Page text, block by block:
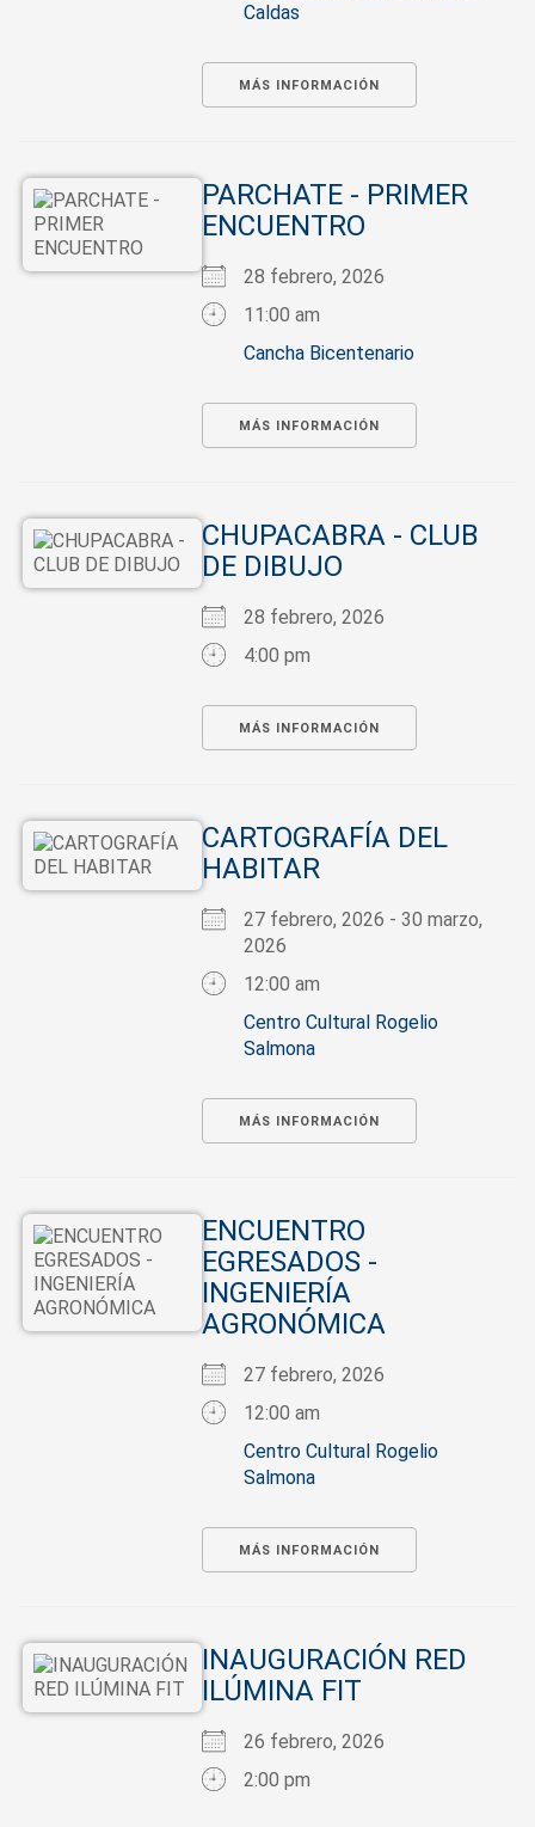
Caldas
MÁS INFORMACIÓN
PARCHATE - PRIMER
ENCUENTRO
28 febrero, 2026
11:00 am
Cancha Bicentenario
MÁS INFORMACIÓN
CHUPACABRA - CLUB
DE DIBUJO
28 febrero, 2026
4:00 pm
MÁS INFORMACIÓN
CARTOGRAFÍA DEL
HABITAR
27 febrero, 2026 - 30 marzo,
2026
12:00 am
Centro Cultural Rogelio
Salmona
MÁS INFORMACIÓN
ENCUENTRO
EGRESADOS -
INGENIERÍA
AGRONÓMICA
27 febrero, 2026
12:00 am
Centro Cultural Rogelio
Salmona
MÁS INFORMACIÓN
INAUGURACIÓN RED
ILÚMINA FIT
26 febrero, 2026
2:00 pm